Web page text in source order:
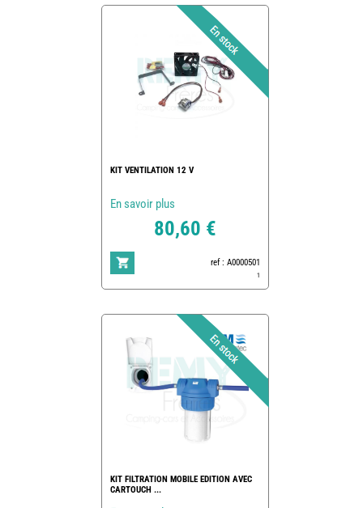
KIT VENTILATION 12 V
En savoir plus
80,60 €
ref : A0000501
1
KIT FILTRATION MOBILE EDITION AVEC
CARTOUCH ...